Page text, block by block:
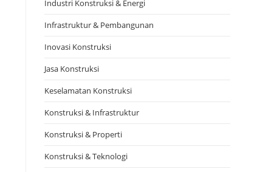
Industri Konstruksi & Energi
Infrastruktur & Pembangunan
Inovasi Konstruksi
Jasa Konstruksi
Keselamatan Konstruksi
Konstruksi & Infrastruktur
Konstruksi & Properti
Konstruksi & Teknologi